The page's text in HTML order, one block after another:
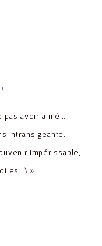
avoir aimé…
intransigeante.
impérissable,
».